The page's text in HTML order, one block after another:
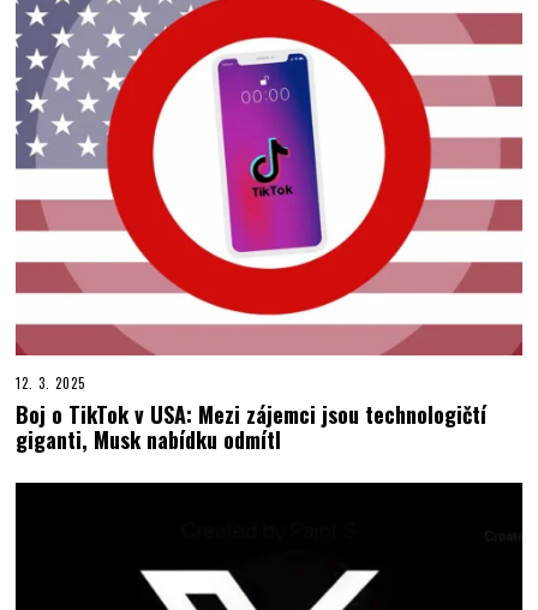
12. 3. 2025
Boj o TikTok v USA: Mezi zájemci jsou technologičtí
giganti, Musk nabídku odmítl